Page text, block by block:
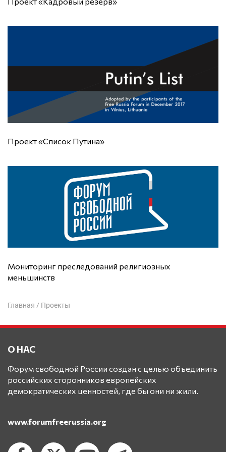
Проект «Список Путина»
Мониторинг преследований религиозных
меньшинств
Главная / Проекты
О НАС
Форум свободной России создан с целью объединить
российских сторонников европейских
демократических ценностей, где бы они ни жили.
www.forumfreerussia.org